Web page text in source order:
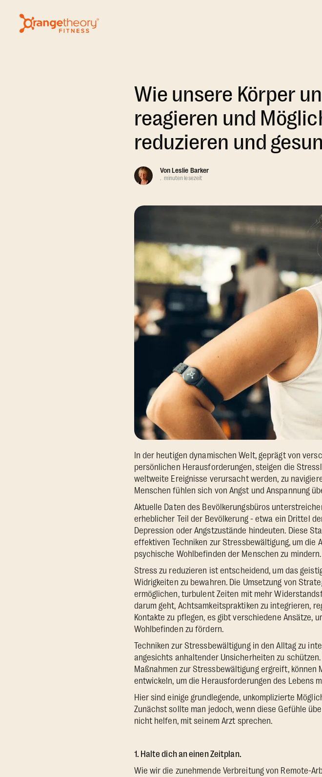
Wie unsere Körper
reagieren und
reduzieren und
VonLeslie Barker
. minuten lesezeit
In der heutigen dynamischen Welt, geprägt von
persönlichen Herausforderungen, steigen die
weltweite Ereignisse verursacht werden, zu
Menschen fühlen sich von Angst und Anspannung
Aktuelle Daten des Bevölkerungsbüros
erheblicher Teil der Bevölkerung - etwa ein Drittel
Depression oder Angstzustände hindeuten. Diese
effektiven Techniken zur Stressbewältigung, um die
psychische Wohlbefinden der Menschen zu mindern.
Stress zu reduzieren ist entscheidend, um das
Widrigkeiten zu bewahren. Die Umsetzung von
ermöglichen, turbulent Zeiten mit mehr
darum geht, Achtsamkeitspraktiken zu integrieren,
Kontakte zu pflegen, es gibt verschiedene Ansätze,
Wohlbefinden zu fördern.
Techniken zur Stressbewältigung in den Alltag zu
angesichts anhaltender Unsicherheiten zu
Maßnahmen zur Stressbewältigung ergreift,
entwickeln, um die Herausforderungen des Lebens
Hier sind einige grundlegende, unkomplizierte
Zunächst sollte man jedoch, wenn diese Gefühle
nicht helfen, mit seinem Arzt sprechen.
1. Halte dich an einen Zeitplan.
Wie wir die zunehmende Verbreitung von Remote-